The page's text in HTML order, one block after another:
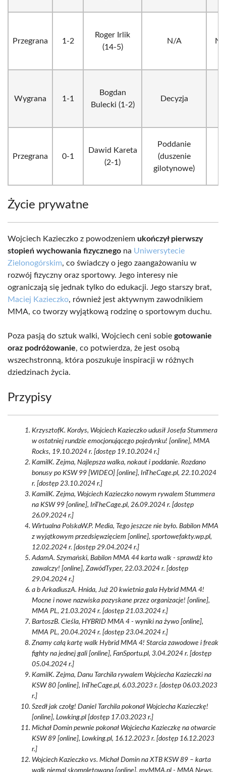
Przegrana 1-2
Roger Irlik
(14-5)
N/A N/
Wygrana 1-1
Bogdan
Bulecki (1-2)
Decyzja
Przegrana 0-1
Dawid Kareta
(2-1)
Poddanie
(duszenie
gilotynowe)
Życie prywatne
Wojciech Kazieczko z powodzeniem ukończył pierwszy
stopień wychowania fizycznego na Uniwersytecie
Zielonogórskim, co świadczy o jego zaangażowaniu w
rozwój fizyczny oraz sportowy. Jego interesy nie
ograniczają się jednak tylko do edukacji. Jego starszy brat,
Maciej Kazieczko, również jest aktywnym zawodnikiem
MMA, co tworzy wyjątkową rodzinę o sportowym duchu.
Poza pasją do sztuk walki, Wojciech ceni sobie gotowanie
oraz podróżowanie, co potwierdza, że jest osobą
wszechstronną, która poszukuje inspiracji w różnych
dziedzinach życia.
Przypisy
KrzysztofK. Kordys, Wojciech Kazieczko udusił Josefa Stummera
w ostatniej rundzie emocjonującego pojedynku! [online], MMA
Rocks, 19.10.2024 r. [dostęp 19.10.2024 r.]
KamilK. Zejma, Najlepsza walka, nokaut i poddanie. Rozdano
bonusy po KSW 99 [WIDEO] [online], InTheCage.pl, 22.10.2024
r. [dostęp 23.10.2024 r.]
KamilK. Zejma, Wojciech Kazieczko nowym rywalem Stummera
na KSW 99 [online], InTheCage.pl, 26.09.2024 r. [dostęp
26.09.2024 r.]
Wirtualna PolskaW.P. Media, Tego jeszcze nie było. Babilon MMA
z wyjątkowym przedsięwzięciem [online], sportowefakty.wp.pl,
12.02.2024 r. [dostęp 29.04.2024 r.]
AdamA. Szymański, Babilon MMA 44 karta walk - sprawdź kto
zawalczy! [online], ZawódTyper, 22.03.2024 r. [dostęp
29.04.2024 r.]
a b ArkadiuszA. Hnida, Już 20 kwietnia gala Hybrid MMA 4!
Mocne i nowe nazwiska pozyskane przez organizacje! [online],
MMA PL, 21.03.2024 r. [dostęp 21.03.2024 r.]
BartoszB. Cieśla, HYBRID MMA 4 - wyniki na żywo [online],
MMA PL, 20.04.2024 r. [dostęp 23.04.2024 r.]
Znamy całą kartę walk Hybrid MMA 4! Starcia zawodowe i freak
fighty na jednej gali [online], FanSportu.pl, 3.04.2024 r. [dostęp
05.04.2024 r.]
KamilK. Zejma, Danu Tarchila rywalem Wojciecha Kazieczki na
KSW 80 [online], InTheCage.pl, 6.03.2023 r. [dostęp 06.03.2023
r.]
Szedł jak czołg! Daniel Tarchila pokonał Wojciecha Kazieczkę!
[online], Lowking.pl [dostęp 17.03.2023 r.]
Michał Domin pewnie pokonał Wojciecha Kazieczkę na otwarcie
KSW 89 [online], Lowking.pl, 16.12.2023 r. [dostęp 16.12.2023
r.]
Wojciech Kazieczko vs. Michał Domin na XTB KSW 89 – karta
walk niemal skompletowana [online], myMMA.pl - MMA News,